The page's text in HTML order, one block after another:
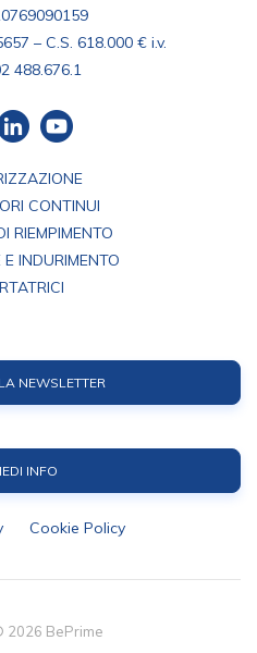
– C.S. 618.000 € i.v.
488.676.1
CONTINUI
RIEMPIMENTO
INDURIMENTO
NEWSLETTER
INFO
Cookie Policy
2026 BePrime